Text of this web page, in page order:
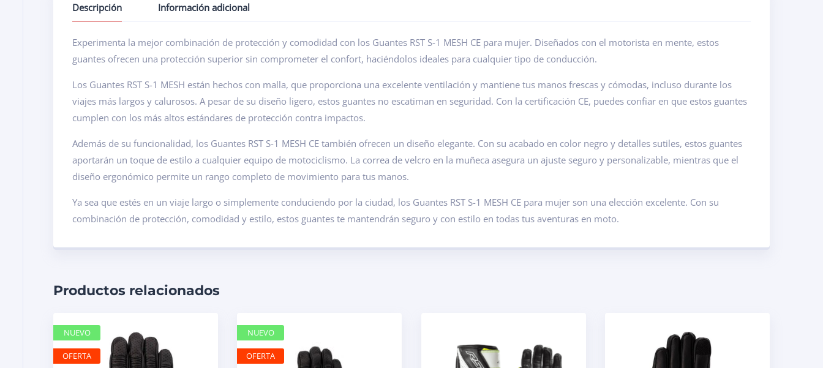
Descripción Información adicional
Experimenta la mejor combinación de protección y comodidad con los Guantes RST S-1 MESH CE para mujer. Diseñados con el motorista en mente, estos
guantes ofrecen una protección superior sin comprometer el confort, haciéndolos ideales para cualquier tipo de conducción.
Los Guantes RST S-1 MESH están hechos con malla, que proporciona una excelente ventilación y mantiene tus manos frescas y cómodas, incluso durante los
viajes más largos y calurosos. A pesar de su diseño ligero, estos guantes no escatiman en seguridad. Con la certificación CE, puedes confiar en que estos guantes
cumplen con los más altos estándares de protección contra impactos.
Además de su funcionalidad, los Guantes RST S-1 MESH CE también ofrecen un diseño elegante. Con su acabado en color negro y detalles sutiles, estos guantes
aportarán un toque de estilo a cualquier equipo de motociclismo. La correa de velcro en la muñeca asegura un ajuste seguro y personalizable, mientras que el
diseño ergonómico permite un rango completo de movimiento para tus manos.
Ya sea que estés en un viaje largo o simplemente conduciendo por la ciudad, los Guantes RST S-1 MESH CE para mujer son una elección excelente. Con su
combinación de protección, comodidad y estilo, estos guantes te mantendrán seguro y con estilo en todas tus aventuras en moto.
Productos relacionados
NUEVO
OFERTA
NUEVO
OFERTA